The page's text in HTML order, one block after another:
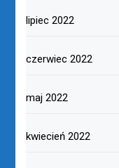
lipiec 2022
czerwiec 2022
maj 2022
kwiecień 2022